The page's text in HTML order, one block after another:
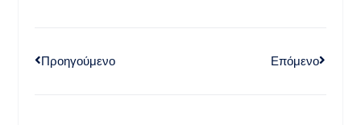
Προηγούμενο Επόμενο